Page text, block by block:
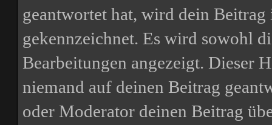
geantwortet hat, wird dein
gekennzeichnet. Es wird sowohl
Bearbeitungen angezeigt. Dieser
niemand auf deinen Beitrag
oder Moderator deinen Beitrag